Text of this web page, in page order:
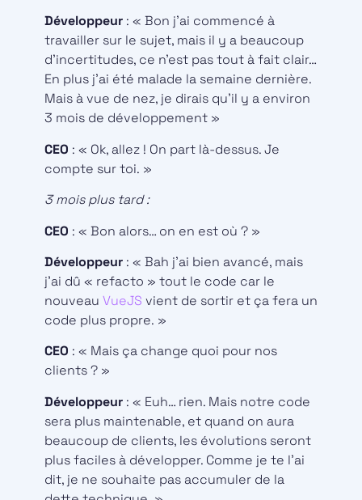
Développeur: « Bon j’ai commencé à
travailler sur le sujet, mais il y a beaucoup
d’incertitudes, ce n’est pas tout à fait clair…
En plus j’ai été malade la semaine dernière.
Mais à vue de nez, je dirais qu’il y a environ
3 mois de développement »
CEO : « Ok, allez ! On part là-dessus. Je
compte sur toi. »
3 mois plus tard :
CEO : « Bon alors… on en est où ? »
Développeur: « Bah j’ai bien avancé, mais
j’ai dû « refacto » tout le code car le
nouveau VueJS vient de sortir et ça fera un
code plus propre. »
CEO : « Mais ça change quoi pour nos
clients ? »
Développeur: « Euh… rien. Mais notre code
sera plus maintenable, et quand on aura
beaucoup de clients, les évolutions seront
plus faciles à développer. Comme je te l’ai
dit, je ne souhaite pas accumuler de la